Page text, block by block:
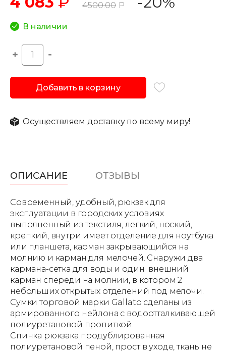
4500.00 Р
В наличии
Добавить в корзину
Осуществляем доставку по всему миру!
ОПИСАНИЕ ОТЗЫВЫ
Современный, удобный, рюкзак для
эксплуатации в городских условиях
выполненный из текстиля, легкий, ноский,
крепкий, внутри имеет отделение для ноутбука
или планшета, карман закрывающийся на
молнию и карман для мелочей. Снаружи два
кармана-сетка для воды и один внешний
карман спереди на молнии, в котором 2
небольших открытых отделений под мелочи.
Сумки торговой марки Gallato сделаны из
армированного нейлона с водоотталкивающей
полиуретановой пропиткой.
Спинка рюкзака продублированная
полиуретановой пеной, прост в уходе, ткань не